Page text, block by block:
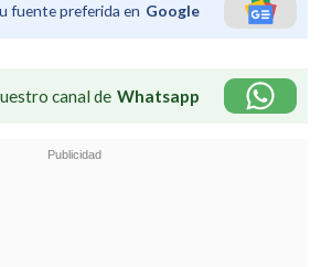
fuente preferida en Google
canal de Whatsapp